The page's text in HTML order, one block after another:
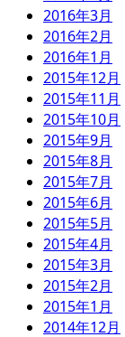
2016年3月
2016年2月
2016年1月
2015年12月
2015年11月
2015年10月
2015年9月
2015年8月
2015年7月
2015年6月
2015年5月
2015年4月
2015年3月
2015年2月
2015年1月
2014年12月